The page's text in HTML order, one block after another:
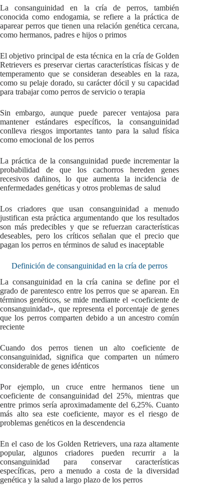
La consanguinidad en la cría de perros, también
conocida como endogamia, se refiere a la práctica de
aparear perros que tienen una relación genética cercana,
como hermanos, padres e hijos o primos
El objetivo principal de esta técnica en la cría de Golden
Retrievers es preservar ciertas características físicas y de
temperamento que se consideran deseables en la raza,
como su pelaje dorado, su carácter dócil y su capacidad
para trabajar como perros de servicio o terapia
Sin embargo, aunque puede parecer ventajosa para
mantener estándares específicos, la consanguinidad
conlleva riesgos importantes tanto para la salud física
como emocional de los perros
La práctica de la consanguinidad puede incrementar la
probabilidad de que los cachorros hereden genes
recesivos dañinos, lo que aumenta la incidencia de
enfermedades genéticas y otros problemas de salud
Los criadores que usan consanguinidad a menudo
justifican esta práctica argumentando que los resultados
son más predecibles y que se refuerzan características
deseables, pero los críticos señalan que el precio que
pagan los perros en términos de salud es inaceptable
Definición de consanguinidad en la cría de perros
La consanguinidad en la cría canina se define por el
grado de parentesco entre los perros que se aparean. En
términos genéticos, se mide mediante el «coeficiente de
consanguinidad», que representa el porcentaje de genes
que los perros comparten debido a un ancestro común
reciente
Cuando dos perros tienen un alto coeficiente de
consanguinidad, significa que comparten un número
considerable de genes idénticos
Por ejemplo, un cruce entre hermanos tiene un
coeficiente de consanguinidad del 25%, mientras que
entre primos sería aproximadamente del 6,25%. Cuanto
más alto sea este coeficiente, mayor es el riesgo de
problemas genéticos en la descendencia
En el caso de los Golden Retrievers, una raza altamente
popular, algunos criadores pueden recurrir a la
consanguinidad para conservar características
específicas, pero a menudo a costa de la diversidad
genética y la salud a largo plazo de los perros